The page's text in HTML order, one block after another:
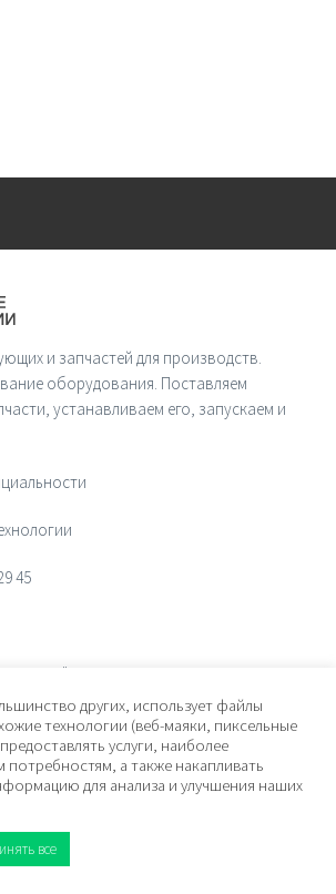
и запчастей для производств.
оборудования. Поставляем
устанавливаем его, запускаем и
45
дом 32, офис 201, лит. А. Санкт-Петербург,
других, использует файлы
технологии (веб-маяки, пиксельные
услуги, наиболее
а также накапливать
для анализа и улучшения наших
все